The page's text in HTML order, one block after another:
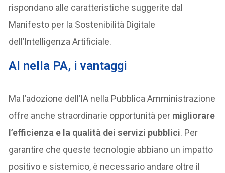
rispondano alle caratteristiche suggerite dal
Manifesto per la Sostenibilità Digitale
dell’Intelligenza Artificiale.
AI nella PA, i vantaggi
Ma l’adozione dell’IA nella Pubblica Amministrazione
offre anche straordinarie opportunità per migliorare
l’efficienza e la qualità dei servizi pubblici. Per
garantire che queste tecnologie abbiano un impatto
positivo e sistemico, è necessario andare oltre il